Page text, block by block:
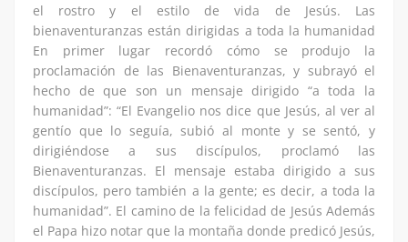
el rostro y el estilo de vida de Jesús. Las
bienaventuranzas están dirigidas a toda la humanidad
En primer lugar recordó cómo se produjo la
proclamación de las Bienaventuranzas, y subrayó el
hecho de que son un mensaje dirigido “a toda la
humanidad”: “El Evangelio nos dice que Jesús, al ver al
gentío que lo seguía, subió al monte y se sentó, y
dirigiéndose a sus discípulos, proclamó las
Bienaventuranzas. El mensaje estaba dirigido a sus
discípulos, pero también a la gente; es decir, a toda la
humanidad”. El camino de la felicidad de Jesús Además
el Papa hizo notar que la montaña donde predicó Jesús,